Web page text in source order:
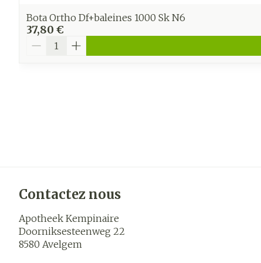
Bota Ortho Df+baleines 1000 Sk N6
37,80 €
Quantité
Contactez nous
Apotheek Kempinaire
Doorniksesteenweg 22
8580 Avelgem